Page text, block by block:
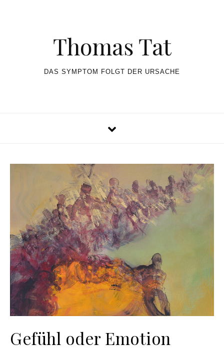
Thomas Tat
DAS SYMPTOM FOLGT DER URSACHE
Gefühl oder Emotion